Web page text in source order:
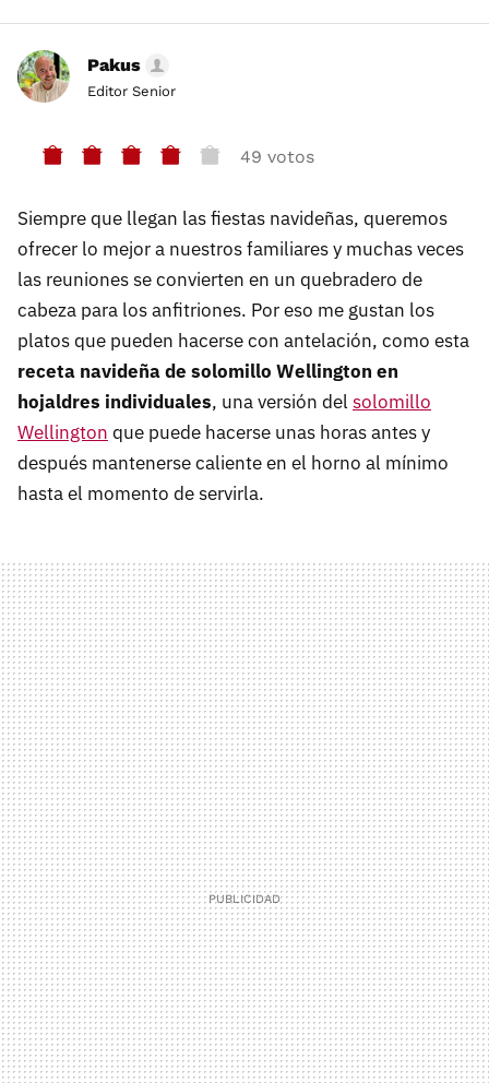
Pakus
Editor Senior
49 votos
Siempre que llegan las fiestas navideñas, queremos
ofrecer lo mejor a nuestros familiares y muchas veces
las reuniones se convierten en un quebradero de
cabeza para los anfitriones. Por eso me gustan los
platos que pueden hacerse con antelación, como esta
receta navideña de solomillo Wellington en
hojaldres individuales, una versión del solomillo
Wellington que puede hacerse unas horas antes y
después mantenerse caliente en el horno al mínimo
hasta el momento de servirla.